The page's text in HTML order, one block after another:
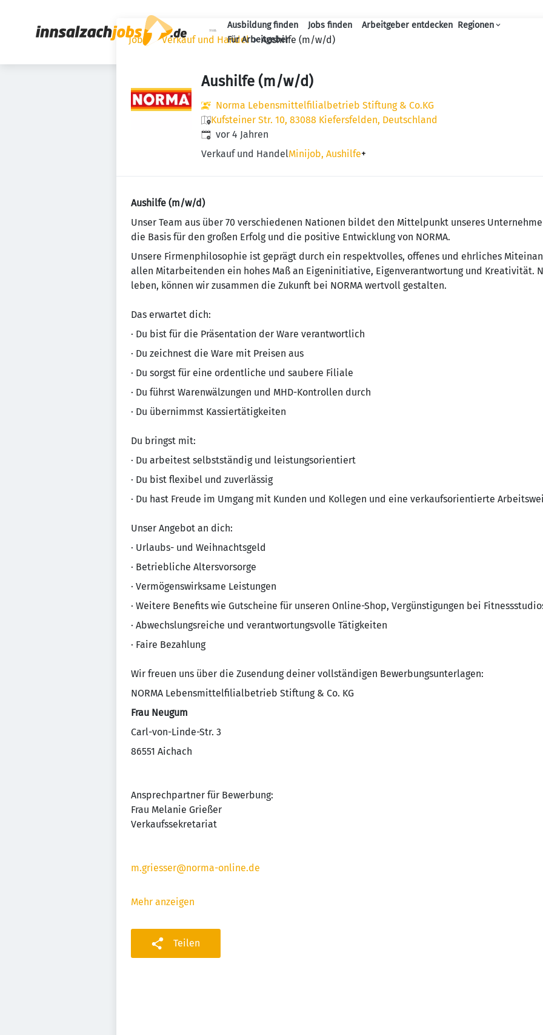
Ausbildung finden Jobs finden Arbeitgeber entdecken Regionen
Für Arbeitgeber
Jobs Verkauf und Handel Aushilfe (m/w/d)
Aushilfe (m/w/d)
Norma Lebensmittelfilialbetrieb Stiftung & Co.KG
Kufsteiner Str. 10, 83088 Kiefersfelden, Deutschland
Veröffentlicht:
vor 4 Jahren
Verkauf und HandelMinijob, Aushilfe+
Aushilfe (m/w/d)
Un­se­r Team aus über 70 ver­schie­de­nen Na­tio­nen bildet den Mit­tel­punkt un­se­res
die Basis für den großen Erfolg und die positive Entwicklung von NORMA.
Unsere Firmenphilosophie ist geprägt durch ein re­spekt­vol­les, offenes und ehr­li­ches
allen Mitarbeitenden ein ho­hes Maß an Eigeninitiative, Eigenverantwortung und Krea­ti­vi­tät.
leben, können wir zusammen die Zukunft bei NORMA wertvoll gestalten.
Das erwartet dich:
· Du bist für die Präsentation der Ware verantwortlich
· Du zeichnest die Ware mit Preisen aus
· Du sorgst für eine ordentliche und saubere Filiale
· Du führst Warenwälzungen und MHD-Kontrollen durch
· Du übernimmst Kassiertätigkeiten
Du bringst mit:
· Du arbeitest selbstständig und leistungsorientiert
· Du bist flexibel und zuverlässig
· Du hast Freude im Umgang mit Kunden und Kollegen und eine verkaufsorientierte
Unser Angebot an dich:
· Urlaubs- und Weihnachtsgeld
· Betriebliche Altersvorsorge
· Vermögenswirksame Leistungen
· Weitere Benefits wie Gutscheine für unseren Online-Shop, Vergünstigungen bei
· Abwechslungsreiche und verantwortungsvolle Tätigkeiten
· Faire Bezahlung
Wir freuen uns über die Zusendung deiner vollständigen Bewerbungsunterlagen:
NORMA Lebensmittelfilialbetrieb Stiftung & Co. KG
Frau Neugum
Carl-von-Linde-Str. 3
86551 Aichach
Ansprechpartner für Bewerbung:
Frau Melanie Grießer
Verkaufssekretariat
m.griesser@norma-online.de
Mehr anzeigen
Teilen